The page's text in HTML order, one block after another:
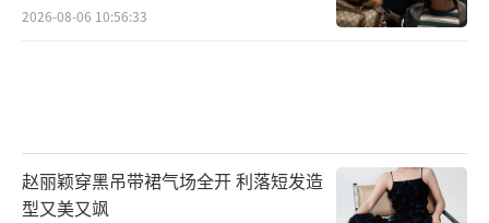
2026-08-06 10:56:33
赵丽颖穿黑吊带裙气场全开 利落短发造
型又美又飒